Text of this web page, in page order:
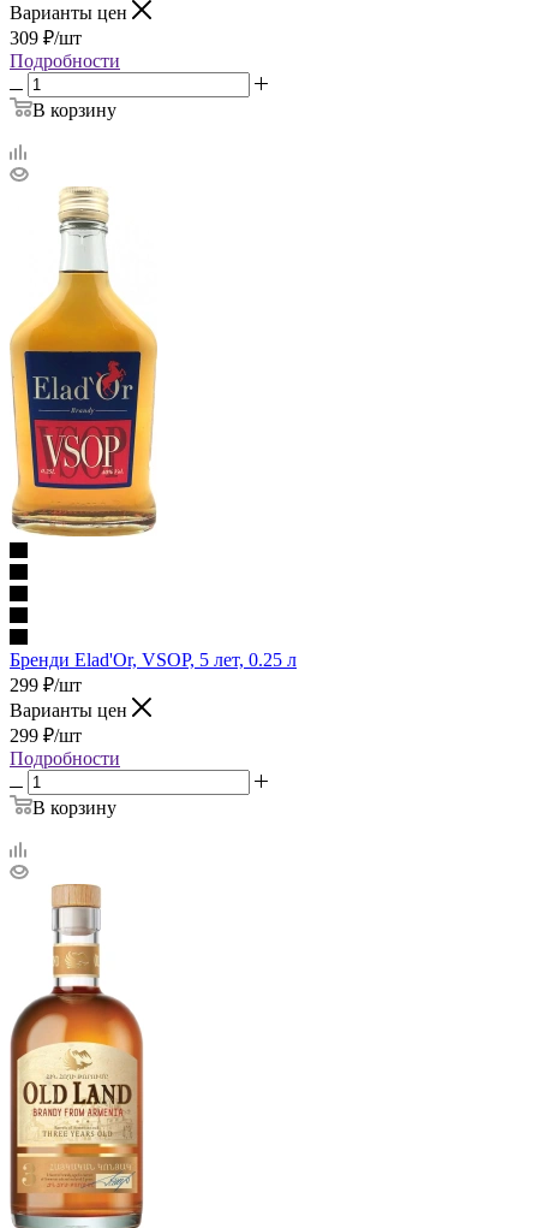
Варианты цен
309 ₽/шт
Подробности
В корзину
Бренди Elad'Or, VSOP, 5 лет, 0.25 л
299 ₽/шт
Варианты цен
299 ₽/шт
Подробности
В корзину